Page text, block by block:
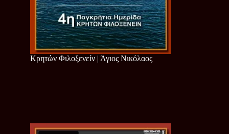
Κρητών Φιλοξενείν | Άγιος Νικόλαος